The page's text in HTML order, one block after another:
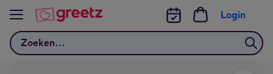
Bekijk meer
Zoeken
Login